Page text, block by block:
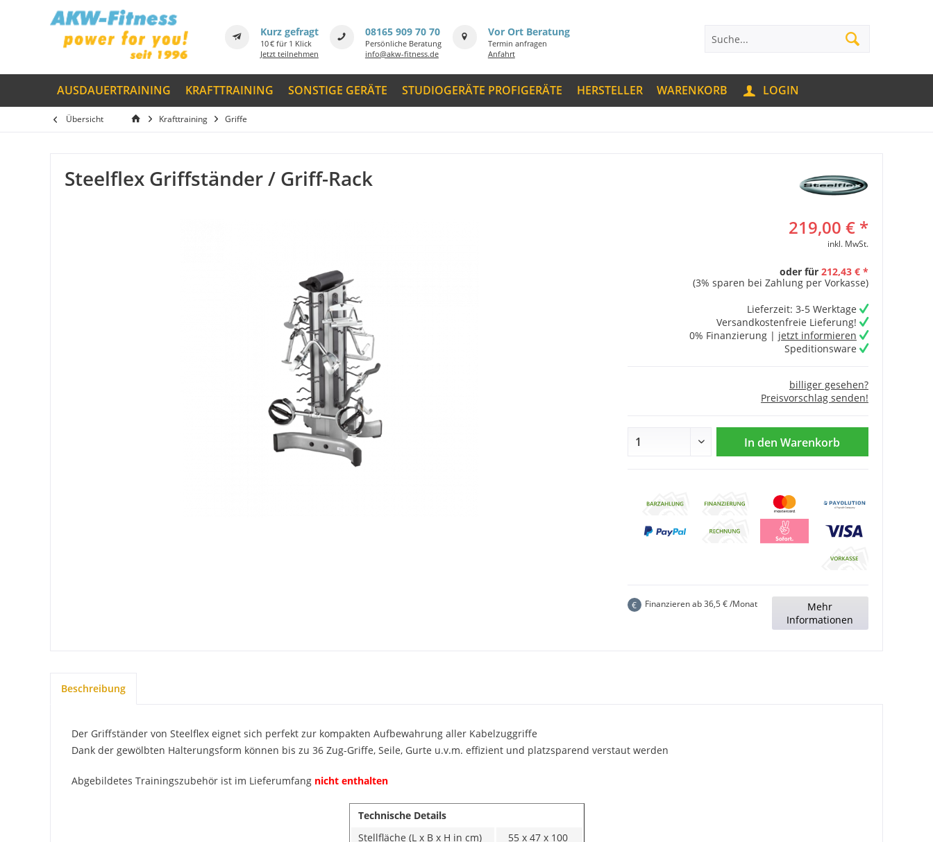
Kurz gefragt
10 € für 1 Klick
Jetzt teilnehmen
08165 909 70 70
Persönliche Beratung
info@akw-fitness.de
Vor Ort Beratung
Termin anfragen
Anfahrt
AUSDAUERTRAINING KRAFTTRAINING SONSTIGE GERÄTE STUDIOGERÄTE PROFIGERÄTE HERSTELLER WARENKORB LOGIN
Übersicht Krafttraining Griffe
Steelflex Griffständer / Griff-Rack
219,00 € *
inkl. MwSt.
oder für 212,43 € *
(3% sparen bei Zahlung per Vorkasse)
Lieferzeit: 3-5 Werktage
Versandkostenfreie Lieferung!
0% Finanzierung | jetzt informieren
Speditionsware
billiger gesehen?
Preisvorschlag senden!
In den Warenkorb
€ Finanzieren ab36,5 € /Monat
Mehr
Informationen
Beschreibung
Der Griffständer von Steelflex eignet sich perfekt zur kompakten Aufbewahrung aller Kabelzuggriffe
Dank der gewölbten Halterungsform können bis zu 36 Zug-Griffe, Seile, Gurte u.v.m. effizient und platzsparend verstaut werden
Abgebildetes Trainingszubehör ist im Lieferumfang nicht enthalten
Technische Details
Stellfläche (L x B x H in cm)
55 x 47 x 100